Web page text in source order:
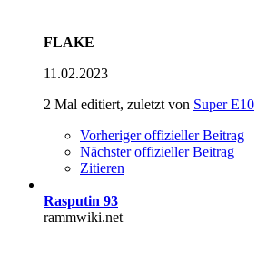
FLAKE
11.02.2023
2 Mal editiert, zuletzt von Super E10
Vorheriger offizieller Beitrag
Nächster offizieller Beitrag
Zitieren
Rasputin 93
rammwiki.net